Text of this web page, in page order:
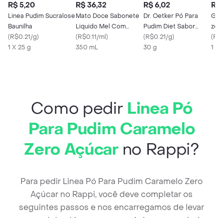
R$ 5,20
Linea Pudim Sucralose
Baunilha
(R$0.21/g)
1 X 25 g
R$ 36,32
Mato Doce Sabonete
Liquido Mel Com
Aveia
(R$0.11/ml)
350 mL
R$ 6,02
Dr. Oetker Pó Para
Pudim Diet Sabor
Chocolate
(R$0.21/g)
30 g
R$
12g
(
1 X
Como pedir Linea Pó
Para Pudim Caramelo
Zero Açúcarno Rappi?
Para pedir Linea Pó Para Pudim Caramelo Zero
Açúcar no Rappi, você deve completar os
seguintes passos e nos encarregamos de levar